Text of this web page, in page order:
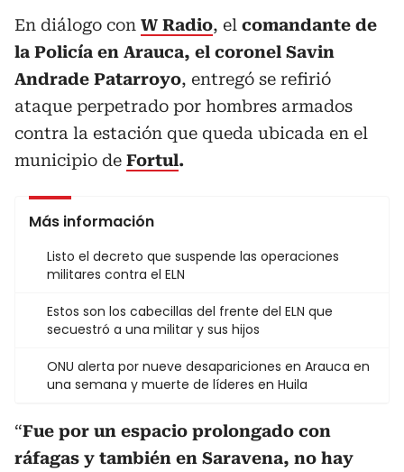
En diálogo con W Radio, el comandante de
la Policía en Arauca, el coronel Savin
Andrade Patarroyo, entregó se refirió
ataque perpetrado por hombres armados
contra la estación que queda ubicada en el
municipio de Fortul.
Más información
Listo el decreto que suspende las operaciones
militares contra el ELN
Estos son los cabecillas del frente del ELN que
secuestró a una militar y sus hijos
ONU alerta por nueve desapariciones en Arauca en
una semana y muerte de líderes en Huila
“Fue por un espacio prolongado con
ráfagas y también en Saravena, no hay